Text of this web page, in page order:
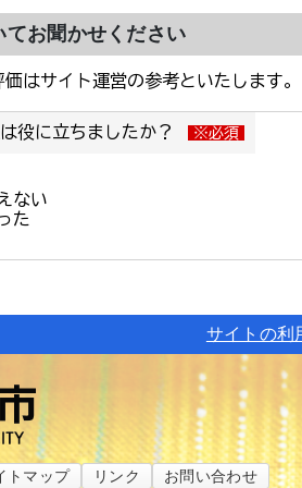
てお聞かせください
サイトの利
トマップ リンク お問い合わせ